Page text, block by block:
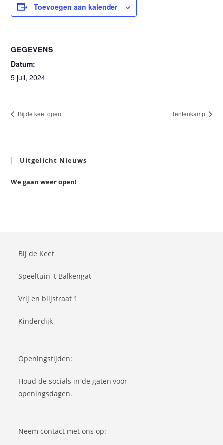
Toevoegen aan kalender
GEGEVENS
Datum:
5 juli, 2024
Bij de keet open Tentenkamp
Uitgelicht Nieuws
We gaan weer open!
Bij de Keet
Speeltuin 't Balkengat
Vrij en blijstraat 1
Kinderdijk
Openingstijden:
Houd de socials in de gaten voor
openingsdagen.
Neem contact met ons op: